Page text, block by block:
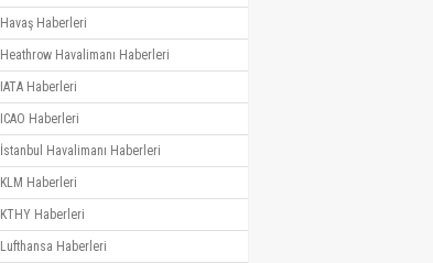
Havaş Haberleri
Heathrow Havalimanı Haberleri
IATA Haberleri
ICAO Haberleri
İstanbul Havalimanı Haberleri
KLM Haberleri
KTHY Haberleri
Lufthansa Haberleri